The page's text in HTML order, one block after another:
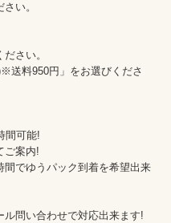
い。
さい。
送料950円」をお選びくださ
間可能!
ご案内!
でゆうパック到着を希望出来
問い合わせで対応出来ます!